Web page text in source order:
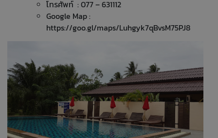
โทรศัพท์ : 077 – 631112
Google Map :
https://goo.gl/maps/Luhgyk7qBvsM75PJ8